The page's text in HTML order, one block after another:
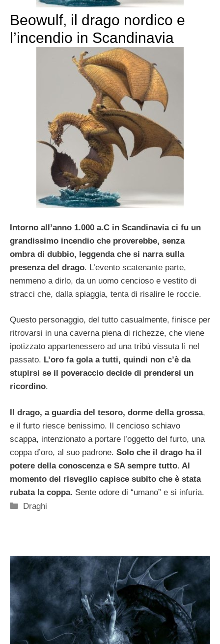
Beowulf, il drago nordico e
l’incendio in Scandinavia
Intorno all’anno 1.000 a.C in Scandinavia ci fu un
grandissimo incendio che proverebbe, senza
ombra di dubbio, leggenda che si narra sulla
presenza del drago. L’evento scatenante parte,
nemmeno a dirlo, da un uomo cencioso e vestito di
stracci che, dalla spiaggia, tenta di risalire le roccie.
Questo personaggio, del tutto casualmente, finisce per
ritrovarsi in una caverna piena di richezze, che viene
ipotizzato appartenessero ad una tribù vissuta lì nel
passato. L’oro fa gola a tutti, quindi non c’è da
stupirsi se il poveraccio decide di prendersi un
ricordino.
Il drago, a guardia del tesoro, dorme della grossa,
e il furto riesce benissimo. Il cencioso schiavo
scappa, intenzionato a portare l’oggetto del furto, una
coppa d’oro, al suo padrone. Solo che il drago ha il
potere della conoscenza e SA sempre tutto. Al
momento del risveglio capisce subito che è stata
rubata la coppa. Sente odore di “umano” e si infuria.
Categorie
Draghi